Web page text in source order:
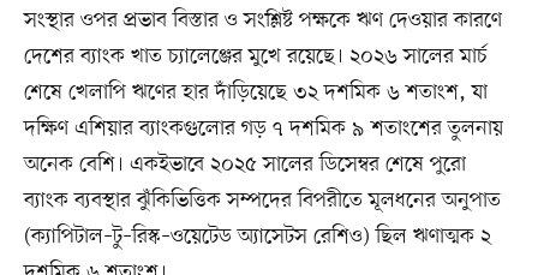
সংস্থার ওপর প্রভাব বিস্তার ও সংশ্লিষ্ট পক্ষকে ঋণ দেওয়ার কারণে
দেশের ব্যাংক খাত চ্যালেঞ্জের মুখে রয়েছে। ২০২৬ সালের মার্চ
শেষে খেলাপি ঋণের হার দাঁড়িয়েছে ৩২ দশমিক ৬ শতাংশ, যা
দক্ষিণ এশিয়ার ব্যাংকগুলোর গড় ৭ দশমিক ৯ শতাংশের তুলনায়
অনেক বেশি। একইভাবে ২০২৫ সালের ডিসেম্বর শেষে পুরো
ব্যাংক ব্যবস্থার ঝুঁকিভিত্তিক সম্পদের বিপরীতে মূলধনের অনুপাত
(ক্যাপিটাল–টু–রিস্ক–ওয়েটেড অ্যাসেটস রেশিও) ছিল ঋণাত্মক ২